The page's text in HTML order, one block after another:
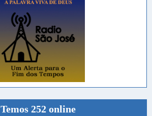
Temos 252 online